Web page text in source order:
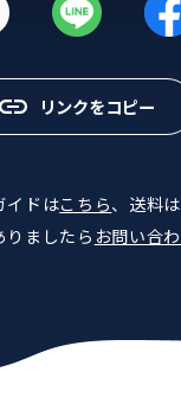
リンクをコピー
イドはこちら、送料は
りましたら お問い合